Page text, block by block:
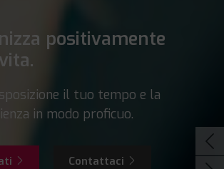
positivamente
il tuo tempo e la
in modo proficuo.
Contattaci